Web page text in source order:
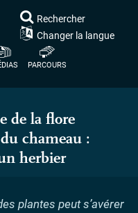
PARCOURS
Rechercher
Changer la langue
de la flore
chameau :
herbier
plantes peut s’avérer